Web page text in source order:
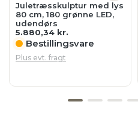
Juletræsskulptur med lys
80 cm, 180 grønne LED,
udendørs
5.880,34 kr.
Bestillingsvare
Plus evt. fragt